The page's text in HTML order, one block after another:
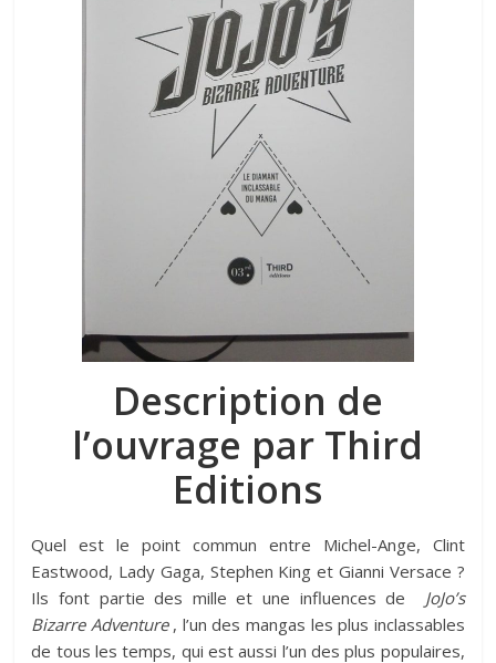
Description de
l’ouvrage par Third
Editions
Quel est le point commun entre Michel-Ange, Clint
Eastwood, Lady Gaga, Stephen King et Gianni Versace ?
Ils font partie des mille et une influences de JoJo’s
Bizarre Adventure, l’un des mangas les plus inclassables
de tous les temps, qui est aussi l’un des plus populaires,